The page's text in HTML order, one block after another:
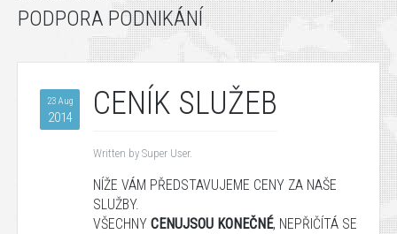
PODPORA PODNIKÁNÍ
23 Aug
2014 CENÍK SLUŽEB
Written by Super User.
NÍŽE VÁM PŘEDSTAVUJEME CENY ZA NAŠE
SLUŽBY.
VŠECHNY CENUJSOU KONEČNÉ, NEPŘIČÍTÁ SE